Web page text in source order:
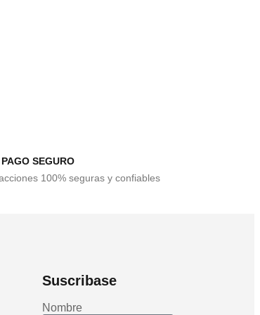
SEGURO
100% seguras y confiables
Suscribase
Nombre